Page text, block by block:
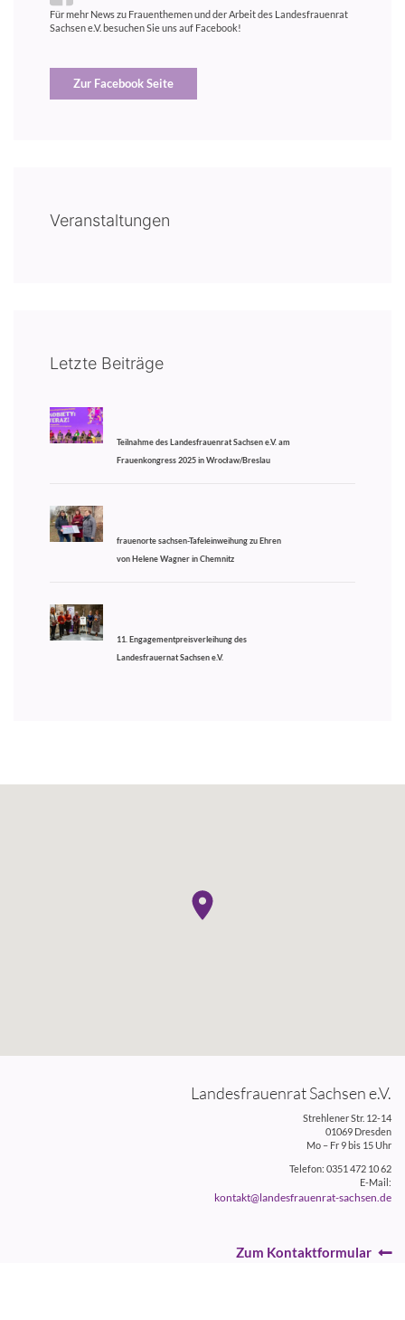
Für mehr News zu Frauenthemen und der Arbeit des Landesfrauenrat
Sachsen e.V. besuchen Sie uns auf Facebook!
Zur Facebook Seite
Veranstaltungen
Letzte Beiträge
Teilnahme des Landesfrauenrat Sachsen e.V. am
Frauenkongress 2025 in Wrocław/Breslau
frauenorte sachsen-Tafeleinweihung zu Ehren
von Helene Wagner in Chemnitz
11. Engagementpreisverleihung des
Landesfrauernat Sachsen e.V.
Landesfrauenrat Sachsen e.V.
Strehlener Str. 12-14
01069 Dresden
Mo – Fr 9 bis 15 Uhr
Telefon: 0351 472 10 62
E-Mail:
kontakt@landesfrauenrat-sachsen.de
Zum Kontaktformular